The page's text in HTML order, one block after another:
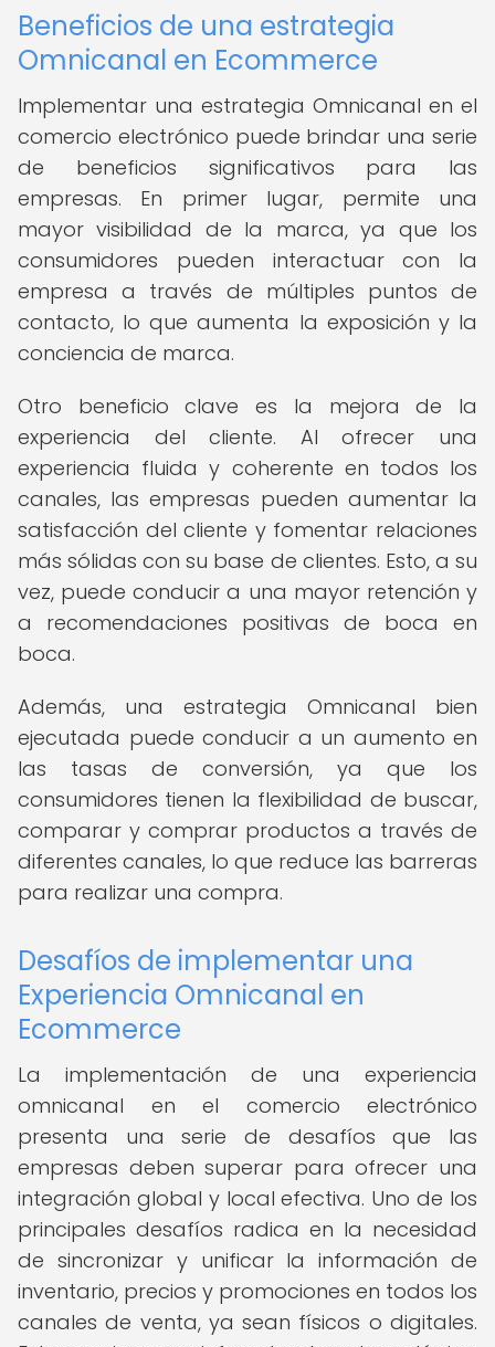
Beneficios de una estrategia
Omnicanal en Ecommerce
Implementar una estrategia Omnicanal en el
comercio electrónico puede brindar una serie
de beneficios significativos para las
empresas. En primer lugar, permite una
mayor visibilidad de la marca, ya que los
consumidores pueden interactuar con la
empresa a través de múltiples puntos de
contacto, lo que aumenta la exposición y la
conciencia de marca.
Otro beneficio clave es la mejora de la
experiencia del cliente. Al ofrecer una
experiencia fluida y coherente en todos los
canales, las empresas pueden aumentar la
satisfacción del cliente y fomentar relaciones
más sólidas con su base de clientes. Esto, a su
vez, puede conducir a una mayor retención y
a recomendaciones positivas de boca en
boca.
Además, una estrategia Omnicanal bien
ejecutada puede conducir a un aumento en
las tasas de conversión, ya que los
consumidores tienen la flexibilidad de buscar,
comparar y comprar productos a través de
diferentes canales, lo que reduce las barreras
para realizar una compra.
Desafíos de implementar una
Experiencia Omnicanal en
Ecommerce
La implementación de una experiencia
omnicanal en el comercio electrónico
presenta una serie de desafíos que las
empresas deben superar para ofrecer una
integración global y local efectiva. Uno de los
principales desafíos radica en la necesidad
de sincronizar y unificar la información de
inventario, precios y promociones en todos los
canales de venta, ya sean físicos o digitales.